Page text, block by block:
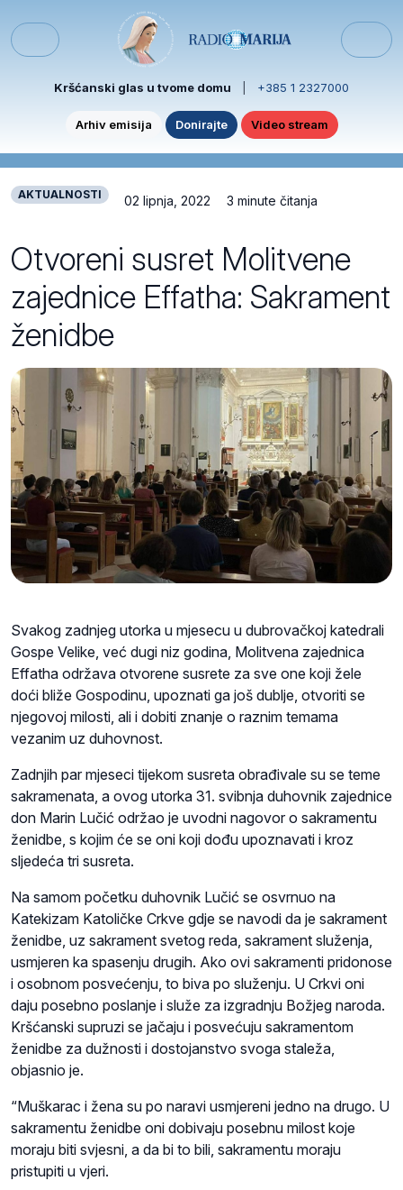
Menu
Kršćanski glas u tvome domu +385 1 2327000
Arhiv emisija Donirajte Video stream
AKTUALNOSTI 02 lipnja, 2022 3 minute čitanja
Otvoreni susret Molitvene
zajednice Effatha: Sakrament
ženidbe
Svakog zadnjeg utorka u mjesecu u dubrovačkoj katedrali
Gospe Velike, već dugi niz godina, Molitvena zajednica
Effatha održava otvorene susrete za sve one koji žele
doći bliže Gospodinu, upoznati ga još dublje, otvoriti se
njegovoj milosti, ali i dobiti znanje o raznim temama
vezanim uz duhovnost.
Zadnjih par mjeseci tijekom susreta obrađivale su se teme
sakramenata, a ovog utorka 31. svibnja duhovnik zajednice
don Marin Lučić održao je uvodni nagovor o sakramentu
ženidbe, s kojim će se oni koji dođu upoznavati i kroz
sljedeća tri susreta.
Na samom početku duhovnik Lučić se osvrnuo na
Katekizam Katoličke Crkve gdje se navodi da je sakrament
ženidbe, uz sakrament svetog reda, sakrament služenja,
usmjeren ka spasenju drugih. Ako ovi sakramenti pridonose
i osobnom posvećenju, to biva po služenju. U Crkvi oni
daju posebno poslanje i služe za izgradnju Božjeg naroda.
Kršćanski supruzi se jačaju i posvećuju sakramentom
ženidbe za dužnosti i dostojanstvo svoga staleža,
objasnio je.
“Muškarac i žena su po naravi usmjereni jedno na drugo. U
sakramentu ženidbe oni dobivaju posebnu milost koje
moraju biti svjesni, a da bi to bili, sakramentu moraju
pristupiti u vjeri.